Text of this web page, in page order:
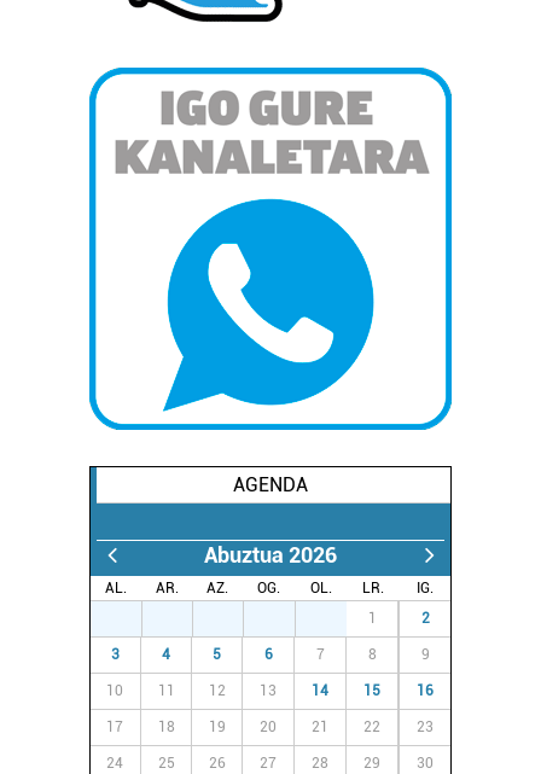
AGENDA
Abuztua 2026
AL. AR. AZ. OG. OL. LR.
IG.
1 2
3 4 5 6 7 8 9
10 11 12 13 14 15 16
17 18 19 20 21 22 23
24 25 26 27 28 29 30